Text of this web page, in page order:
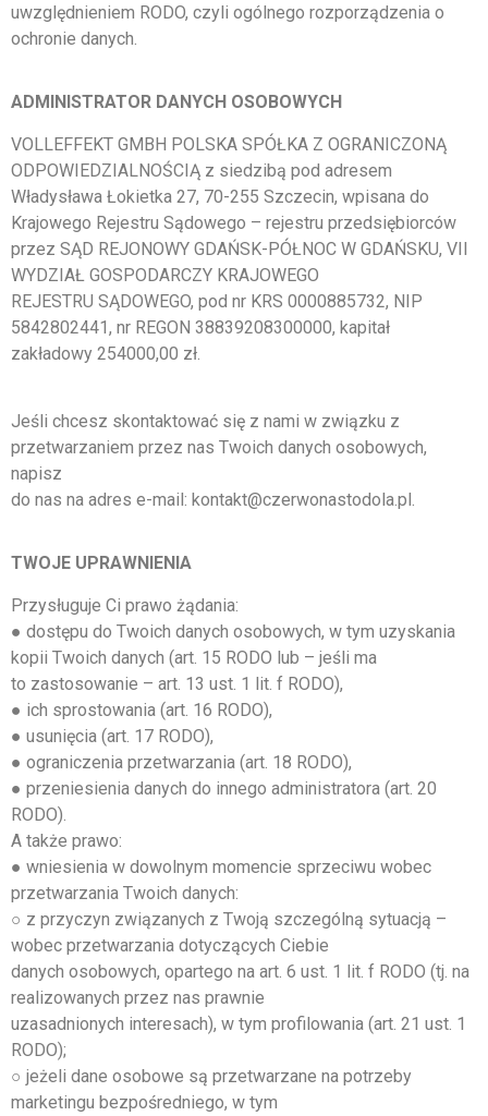
uwzględnieniem RODO, czyli ogólnego rozporządzenia o
ochronie danych.
ADMINISTRATOR DANYCH OSOBOWYCH
VOLLEFFEKT GMBH POLSKA SPÓŁKA Z OGRANICZONĄ
ODPOWIEDZIALNOŚCIĄ z siedzibą pod adresem
Władysława Łokietka 27, 70-255 Szczecin, wpisana do
Krajowego Rejestru Sądowego – rejestru przedsiębiorców
przez SĄD REJONOWY GDAŃSK-PÓŁNOC W GDAŃSKU, VII
WYDZIAŁ GOSPODARCZY KRAJOWEGO
REJESTRU SĄDOWEGO, pod nr KRS 0000885732, NIP
5842802441, nr REGON 38839208300000, kapitał
zakładowy 254000,00 zł.
Jeśli chcesz skontaktować się z nami w związku z
przetwarzaniem przez nas Twoich danych osobowych,
napisz
do nas na adres e-mail: kontakt@czerwonastodola.pl.
TWOJE UPRAWNIENIA
Przysługuje Ci prawo żądania:
● dostępu do Twoich danych osobowych, w tym uzyskania
kopii Twoich danych (art. 15 RODO lub – jeśli ma
to zastosowanie – art. 13 ust. 1 lit. f RODO),
● ich sprostowania (art. 16 RODO),
● usunięcia (art. 17 RODO),
● ograniczenia przetwarzania (art. 18 RODO),
● przeniesienia danych do innego administratora (art. 20
RODO).
A także prawo:
● wniesienia w dowolnym momencie sprzeciwu wobec
przetwarzania Twoich danych:
○ z przyczyn związanych z Twoją szczególną sytuacją –
wobec przetwarzania dotyczących Ciebie
danych osobowych, opartego na art. 6 ust. 1 lit. f RODO (tj. na
realizowanych przez nas prawnie
uzasadnionych interesach), w tym profilowania (art. 21 ust. 1
RODO);
○ jeżeli dane osobowe są przetwarzane na potrzeby
marketingu bezpośredniego, w tym